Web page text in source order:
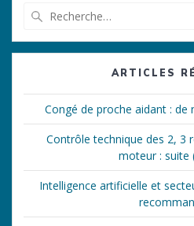
:
ARTICLES
Congé de proche aidant : de
Contrôle technique des 2, 3
moteur : suite
Intelligence artificielle et